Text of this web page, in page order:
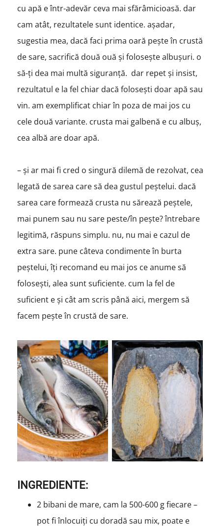
cu apă e într-adevăr ceva mai sfărâmicioasă. dar
cam atât, rezultatele sunt identice. așadar,
sugestia mea, dacă faci prima oară pește în crustă
de sare, sacrifică două ouă și folosește albușuri. o
să-ți dea mai multă siguranță. dar repet și insist,
rezultatul e la fel chiar dacă folosești doar apă sau
vin. am exemplificat chiar în poza de mai jos cu
cele două variante. crusta mai galbenă e cu albuș,
cea albă are doar apă.
– și ar mai fi cred o singură dilemă de rezolvat, cea
legată de sarea care să dea gustul peștelui. dacă
sarea care formează crusta nu sărează peștele,
mai punem sau nu sare peste/în pește? întrebare
legitimă, răspuns simplu. nu, nu mai e cazul de
extra sare. pune câteva condimente în burta
peștelui, îți recomand eu mai jos ce anume să
folosești, alea sunt suficiente. cum la fel de
suficient e și cât am scris până aici, mergem să
facem pește în crustă de sare.
INGREDIENTE:
2 bibani de mare, cam la 500-600 g fiecare –
pot fi înlocuiți cu doradă sau mix, poate e